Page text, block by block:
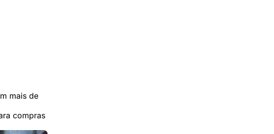
mais de
compras